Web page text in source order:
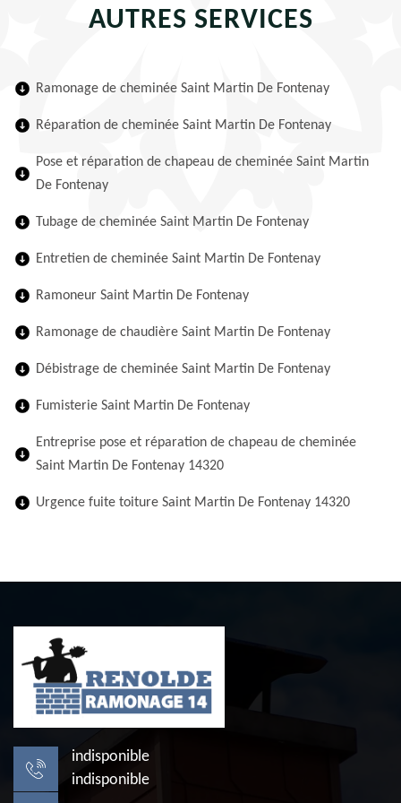
AUTRES SERVICES
Ramonage de cheminée Saint Martin De Fontenay
Réparation de cheminée Saint Martin De Fontenay
Pose et réparation de chapeau de cheminée Saint Martin
De Fontenay
Tubage de cheminée Saint Martin De Fontenay
Entretien de cheminée Saint Martin De Fontenay
Ramoneur Saint Martin De Fontenay
Ramonage de chaudière Saint Martin De Fontenay
Débistrage de cheminée Saint Martin De Fontenay
Fumisterie Saint Martin De Fontenay
Entreprise pose et réparation de chapeau de cheminée
Saint Martin De Fontenay 14320
Urgence fuite toiture Saint Martin De Fontenay 14320
indisponible
indisponible